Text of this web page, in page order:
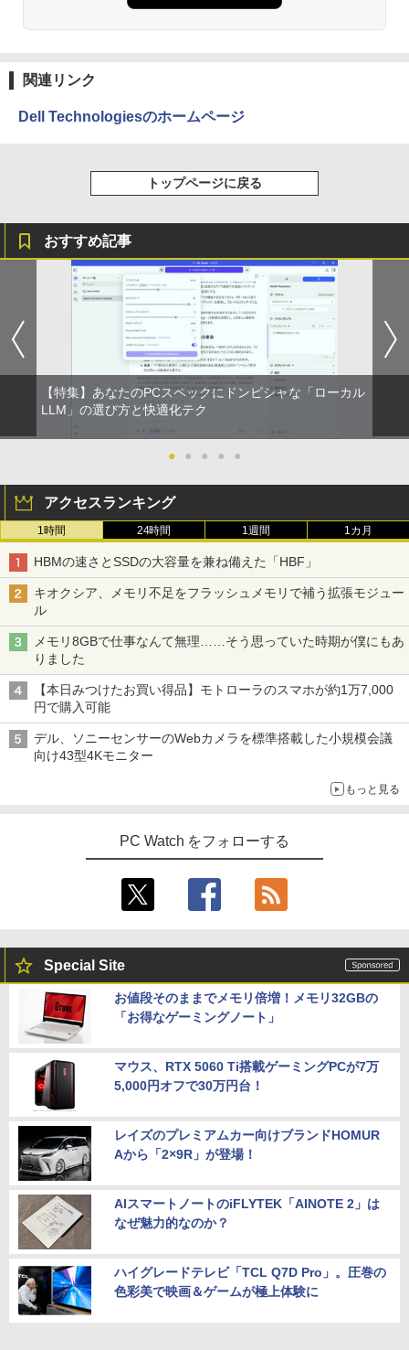
関連リンク
Dell Technologiesのホームページ
トップページに戻る
おすすめ記事
【特集】あなたのPCスペックにドンピシャな「ローカル
LLM」の選び方と快適化テク
● ● ● ● ●
アクセスランキング
1時間 24時間 1週間 1カ月
HBMの速さとSSDの大容量を兼ね備えた「HBF」
キオクシア、メモリ不足をフラッシュメモリで補う拡張モジュー
ル
メモリ8GBで仕事なんて無理……そう思っていた時期が僕にもあ
りました
【本日みつけたお買い得品】モトローラのスマホが約1万7,000
円で購入可能
デル、ソニーセンサーのWebカメラを標準搭載した小規模会議
向け43型4Kモニター
もっと見る
PC Watch をフォローする
Special Site
お値段そのままでメモリ倍増！メモリ32GBの
「お得なゲーミングノート」
マウス、RTX 5060 Ti搭載ゲーミングPCが7万
5,000円オフで30万円台！
レイズのプレミアムカー向けブランドHOMUR
Aから「2×9R」が登場！
AIスマートノートのiFLYTEK「AINOTE 2」は
なぜ魅力的なのか？
ハイグレードテレビ「TCL Q7D Pro」。圧巻の
色彩美で映画＆ゲームが極上体験に